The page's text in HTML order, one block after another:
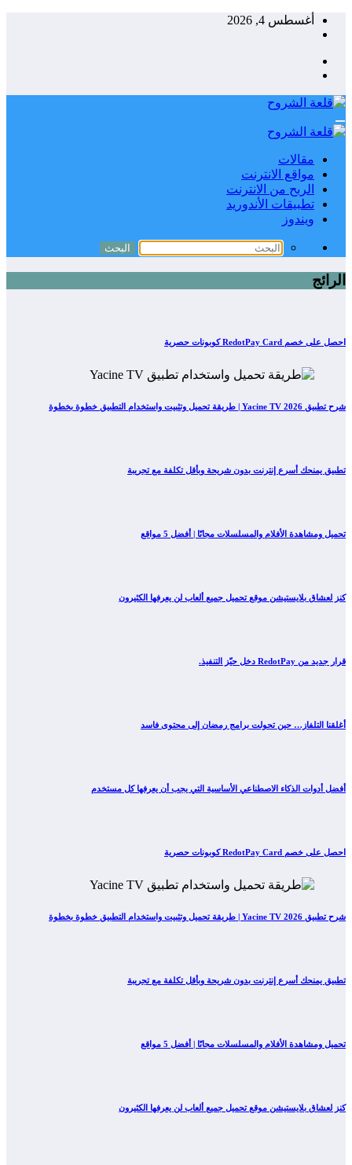
التجاوزأغسطس 4, 2026
مقالات
مواقع الانترنت
الربح من الانترنت
تطبيقات الأندوريد
ويندوز
الرائج
احصل على خصم RedotPay Card كوبونات حصرية
شرح تطبيق Yacine TV 2026 | طريقة تحميل وتثبيت واستخدام التطبيق خطوة بخطوة
تطبيق يمنحك أسرع إنترنت بدون شريحة وبأقل تكلفة مع تجريبة
تحميل ومشاهدة الأفلام والمسلسلات مجانًا | أفضل 5 مواقع
كنز لعشاق بلايستيشن موقع تحميل جميع ألعاب لن يعرفها الكثيرون
قرار جديد من RedotPay دخل حيّز التنفيذ.
أغلقنا التلفاز… حين تحولت برامج رمضان إلى محتوى فاسد
أفضل أدوات الذكاء الاصطناعي الأساسية التي يجب أن يعرفها كل مستخدم
احصل على خصم RedotPay Card كوبونات حصرية
شرح تطبيق Yacine TV 2026 | طريقة تحميل وتثبيت واستخدام التطبيق خطوة بخطوة
تطبيق يمنحك أسرع إنترنت بدون شريحة وبأقل تكلفة مع تجريبة
تحميل ومشاهدة الأفلام والمسلسلات مجانًا | أفضل 5 مواقع
كنز لعشاق بلايستيشن موقع تحميل جميع ألعاب لن يعرفها الكثيرون